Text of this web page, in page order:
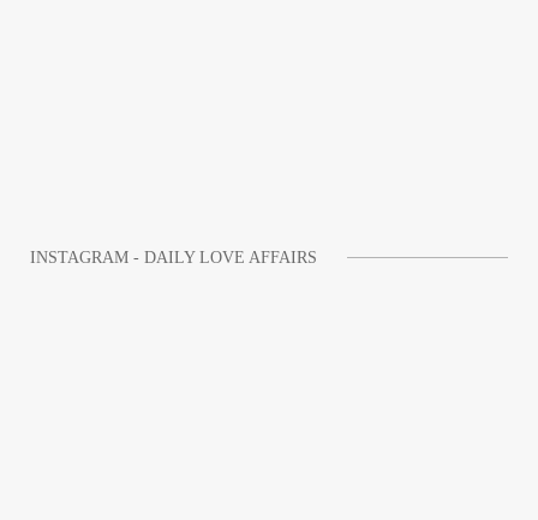
INSTAGRAM - DAILY LOVE AFFAIRS